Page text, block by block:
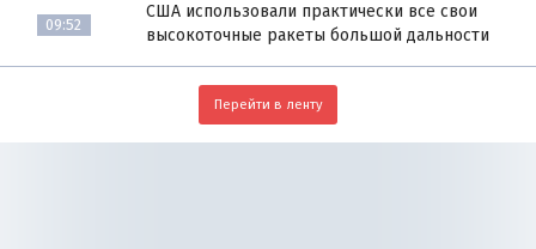
09:52
США использовали практически все свои
высокоточные ракеты большой дальности
Перейти в ленту